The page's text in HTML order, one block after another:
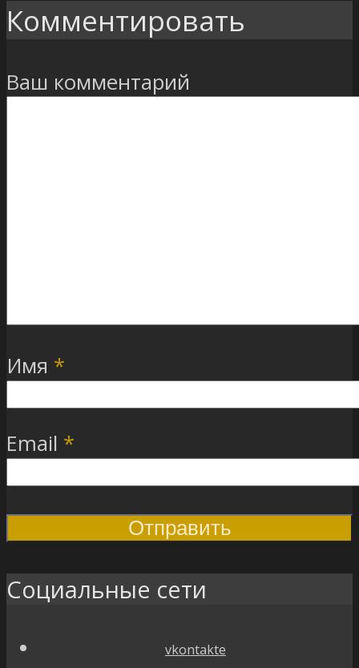
Комментировать
Ваш комментарий
Имя *
Email *
Социальные сети
vkontakte